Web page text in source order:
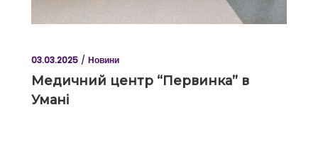
03.03.2025 Новини
Медичний центр “Первинка” в
Умані